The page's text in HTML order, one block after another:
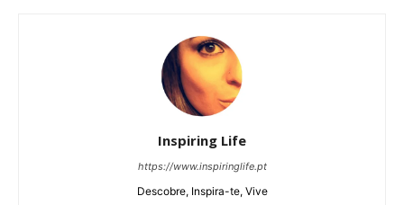
Inspiring Life
https://www.inspiringlife.pt
Descobre, Inspira-te, Vive